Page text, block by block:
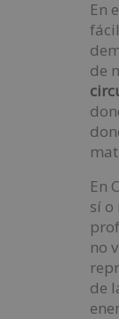
En
de
En
sí
no
de